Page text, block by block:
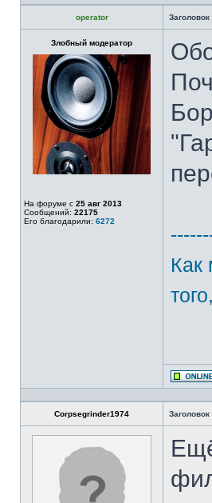
operator
Злобный модератор
На форуме с 25 авг 2013
Сообщений: 22175
Его благодарили: 6272
Как
Corpsegrinder1974